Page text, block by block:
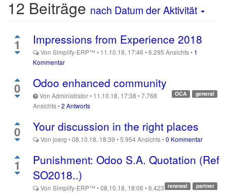
12 Beiträge nach Datum der Aktivität
1 Impressions from Experience 2018
Von Simplify-ERP™ • 11.10.18, 17:46 •6.295 Ansichts• 1
Kommentar
0 Odoo enhanced community
general
OCA
Von Administrator• 11.10.18, 17:38 •7.768
Ansichts•2 Antworts
0 Your discussion in the right places
Von joerg •08.10.18, 18:39 •5.954 Ansichts•0 Kommentar
1
Punishment: Odoo S.A. Quotation (Ref
SO2018..)
partner
renewal
Von Simplify-ERP™ •08.10.18, 18:06 •6.423